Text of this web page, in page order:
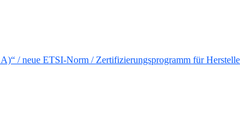
/ neue ETSI-Norm / Zertifizierungsprogramm für